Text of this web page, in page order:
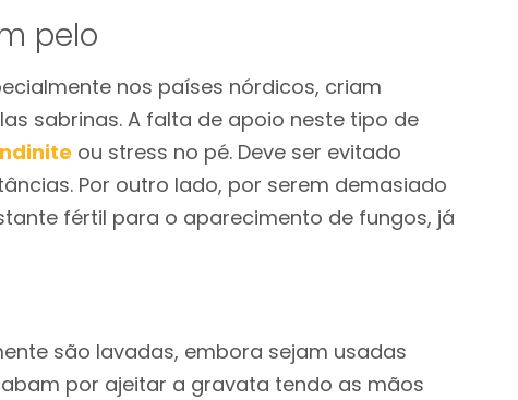
pelo
nos países nórdicos, criam
sabrinas. A falta de apoio neste tipo de
ou stress no pé. Deve ser evitado
Por outro lado, por serem demasiado
fértil para o aparecimento de fungos, já
são lavadas, embora sejam usadas
por ajeitar a gravata tendo as mãos